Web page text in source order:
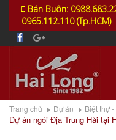
Bán Buôn:
0965.112.110 (Tp.HCM)
Trang chủ Dự án Biệt thự
Dự án ngói Địa Trung Hải tại